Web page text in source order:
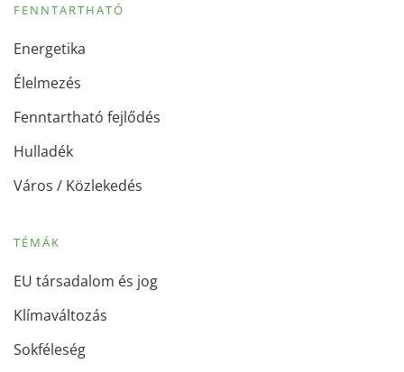
FENNTARTHATÓ
Energetika
Élelmezés
Fenntartható fejlődés
Hulladék
Város / Közlekedés
TÉMÁK
EU társadalom és jog
Klímaváltozás
Sokféleség